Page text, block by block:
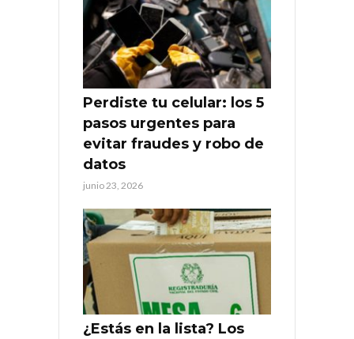
Perdiste tu celular: los 5
pasos urgentes para
evitar fraudes y robo de
datos
junio 23, 2026
¿Estás en la lista? Los